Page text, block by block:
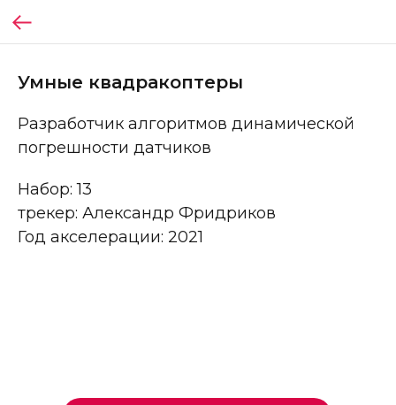
Умные квадракоптеры
Разработчик алгоритмов динамической
погрешности датчиков
Набор: 13
трекер: Александр Фридриков
Год акселерации: 2021